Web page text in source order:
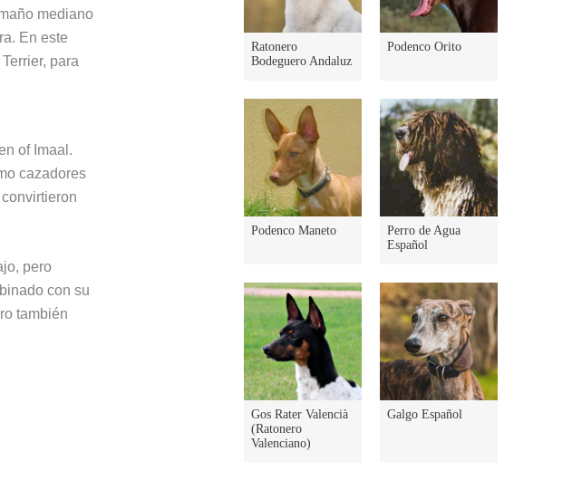
mediano
En este
para
of Imaal.
cazadores
pero
con su
también
Ratonero
Bodeguero Andaluz
Podenco Orito
Podenco Maneto
Perro de Agua
Español
Gos Rater Valencià
(Ratonero
Valenciano)
Galgo Español